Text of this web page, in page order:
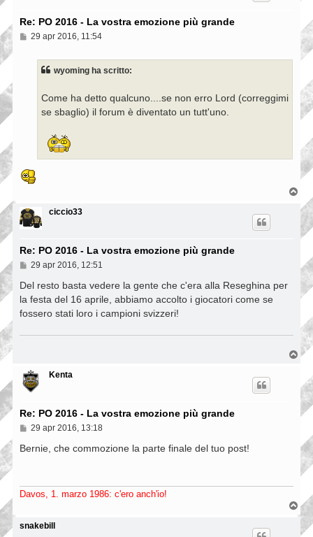
Re: PO 2016 - La vostra emozione più grande
M
29 apr 2016, 11:54
wyoming ha scritto:
Come ha detto qualcuno....se non erro Lord (correggimi
se sbaglio) il forum è diventato un tutt'uno.
p
ciccio33
Re: PO 2016 - La vostra emozione più grande
M
s
a
g
29 apr 2016, 12:51
Del resto basta vedere la gente che c'era alla Reseghina per
la festa del 16 aprile, abbiamo accolto i giocatori come se
fossero stati loro i campioni svizzeri!
T
Kenta
Re: PO 2016 - La vostra emozione più grande
M
s
g
i
29 apr 2016, 13:18
Bernie, che commozione la parte finale del tuo post!
Davos, 1. marzo 1986: c'ero anch'io!
T
o
snakebill